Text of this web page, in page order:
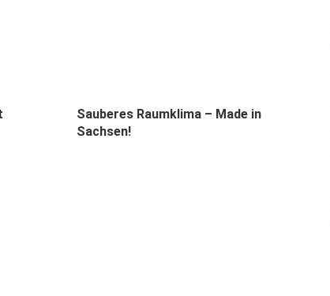
Sauberes Raumklima – Made in
Sachsen!